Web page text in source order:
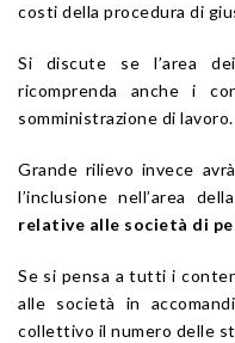
costi della procedura di
Si discute se l’area
ricomprenda anche i
somministrazione di lavoro.
Grande rilievo invece
l’inclusione nell’area
relative alle società di
Se si pensa a tutti i
alle società in
collettivo il numero delle